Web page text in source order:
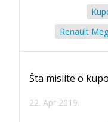
Renault
Šta mislite o
22. Apr 2019.